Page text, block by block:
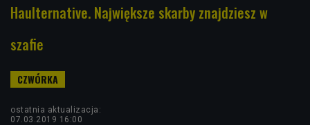
Haulternative. Największe skarby znajdziesz w
szafie
ostatnia aktualizacja:
07.03.2019 16:00